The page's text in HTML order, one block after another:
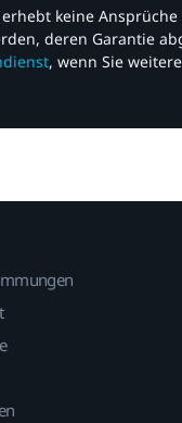
keine
deren Garantie
, wenn Sie